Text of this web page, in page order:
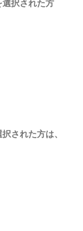
択された方
された方は、